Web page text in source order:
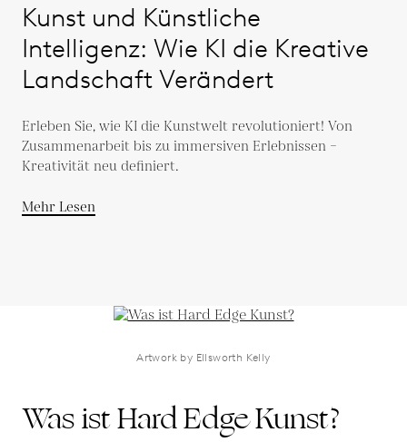
Kunst und Künstliche
Intelligenz: Wie KI die Kreative
Landschaft Verändert
Erleben Sie, wie KI die Kunstwelt revolutioniert! Von
Zusammenarbeit bis zu immersiven Erlebnissen –
Kreativität neu definiert.
Mehr Lesen
Artwork by Ellsworth Kelly
Was ist Hard Edge Kunst?